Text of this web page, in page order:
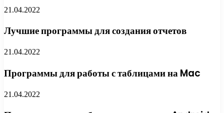
21.04.2022
Лучшие программы для создания отчетов
21.04.2022
Программы для работы с таблицами на Mac
21.04.2022